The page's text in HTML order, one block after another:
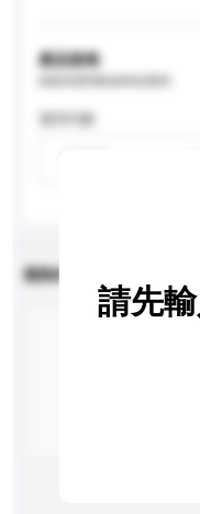
產品規格
適用年齡
查詢內容
請先